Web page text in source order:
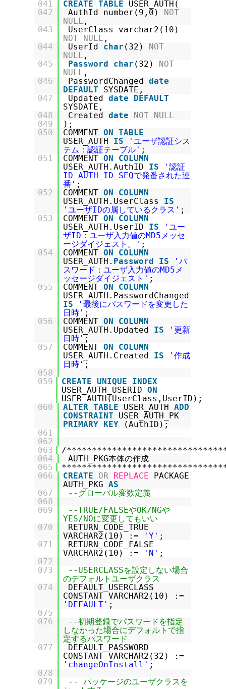
041
CREATE TABLE
USER_AUTH(
042
AuthId number(9,0) NOT
NULL ,
043
UserClass varchar2(10)
NOT NULL ,
044
UserId char (32) NOT
NULL ,
045
Password char (32) NOT
NULL ,
046
PasswordChanged date
DEFAULT
SYSDATE,
047
Updated date
DEFAULT
SYSDATE,
048
Created date NOT NULL
049
);
050
COMMENT ON TABLE
USER_AUTH IS
'ユーザ認証シス
テム：認証テーブル' ;
051
COMMENT ON
COLUMN
USER_AUTH.AuthID IS
'認証
ID AUTH_ID_SEQで発番された連
番' ;
052
COMMENT ON
COLUMN
USER_AUTH.UserClass IS
'ユーザIDの属しているクラス' ;
053
COMMENT ON
COLUMN
USER_AUTH.UserID IS
'ユー
ザID：ユーザ入力値のMD5メッセ
ージダイジェスト。' ;
054
COMMENT ON
COLUMN
USER_AUTH. Password IS
'パ
スワード：ユーザ入力値のMD5メ
ッセージダイジェスト' ;
055
COMMENT ON
COLUMN
USER_AUTH.PasswordChanged
IS
'最後にパスワードを変更した
日時' ;
056
COMMENT ON
COLUMN
USER_AUTH.Updated IS
'更新
日時' ;
057
COMMENT ON
COLUMN
USER_AUTH.Created IS
'作成
日時' ;
058
059
CREATE UNIQUE
INDEX
USER_AUTH_USERID ON
USER_AUTH(UserClass,UserID);
060
ALTER TABLE USER_AUTH ADD
CONSTRAINT
USER_AUTH_PK
PRIMARY KEY
(AuthID);
061
062
063
/
064
AUTH_PKG本体の作成
065
066
CREATE OR REPLACE
PACKAGE
AUTH_PKG AS
067
--グローバル変数定義
068
069
--TRUE/FALSEやOK/NGや
YES/NOに変更してもいい
070
RETURN_CODE_TRUE
VARCHAR2(10) :=
'Y' ;
071
RETURN_CODE_FALSE
VARCHAR2(10) :=
'N' ;
072
073
--USERCLASSを設定しない場合
のデフォルトユーザクラス
074
DEFAULT_USERCLASS
CONSTANT VARCHAR2(10) :=
'DEFAULT' ;
075
076
--初期登録でパスワードを指定
しなかった場合にデフォルトで指
定するパスワード
077
DEFAULT_PASSWORD
CONSTANT VARCHAR2(32) :=
'changeOnInstall' ;
078
079
-- パッケージのユーザクラスを